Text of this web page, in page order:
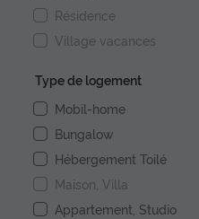
Résidence
Village vacances
Type de logement
Mobil-home
Bungalow
Hébergement Toilé
Maison, Villa
Appartement, Studio